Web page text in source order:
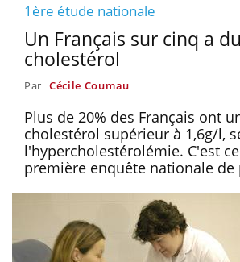
1ère étude nationale
Un Français sur cinq a du
cholestérol
Par Cécile Coumau
Plus de 20% des Français ont
cholestérol supérieur à 1,6g/l,
l'hypercholestérolémie. C'est
première enquête nationale de